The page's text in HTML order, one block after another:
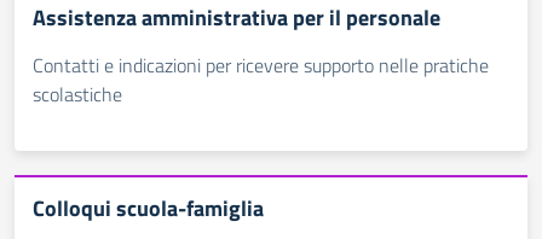
Assistenza amministrativa per il personale
Contatti e indicazioni per ricevere supporto nelle pratiche
scolastiche
Colloqui scuola-famiglia